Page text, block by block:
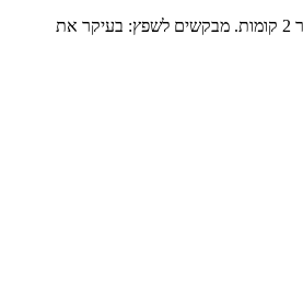
פנטהואז יוקרתי בנופים המשפחה: זוג שומרי מסורת עם ילד אחד בבית והשאר נשואים עם משפחות ומגיעים בסופי שבוע. הם עברו מבית גדול ביישוב באזור. שטח הדירה: כ-200 מ”ר 2 קומות. מבקשים לשפץ: בעיקר את